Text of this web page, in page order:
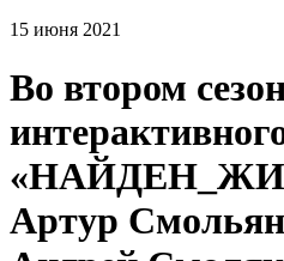
15 июня 2021
Во втором
Артур